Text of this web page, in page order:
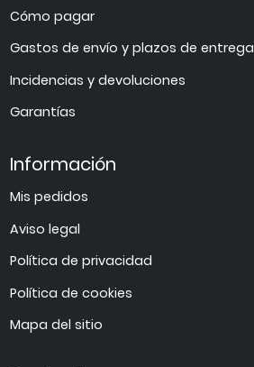
Cómo pagar
Gastos de envío y plazos de entrega
Incidencias y devoluciones
Garantías
Información
Mis pedidos
Aviso legal
Política de privacidad
Política de cookies
Mapa del sitio